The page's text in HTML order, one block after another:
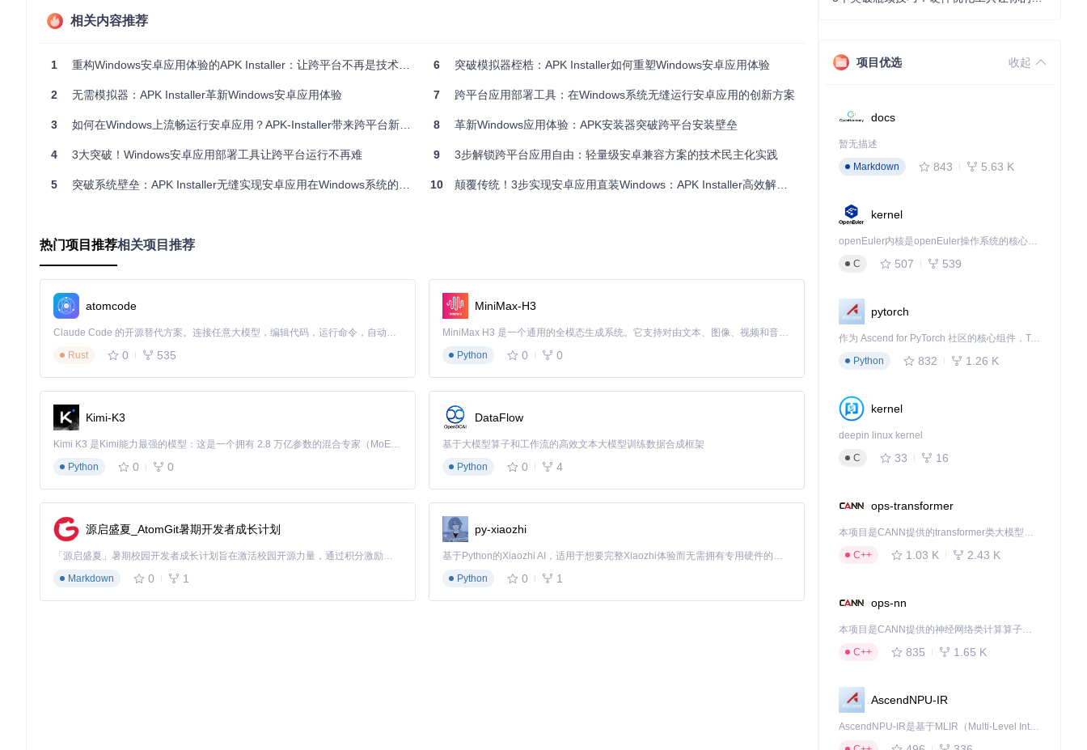
    A[Windows内核] -->|资源分配| B[AppContainer隔离层]
    C --> D[APK应用]
    B -->|权限控制| E[系统API接口]
这种架构实现了四重隔离：文件系统隔离、注册表隔离、网络隔离和进程隔离。每个应用拥有独立的虚拟文件系统，即使恶意应用尝试写入敏感数据，也
译"，将安卓应用的指令即时转换为Windows可执行的代码，性能损耗控制在10%以内。
2.3 权限解析系统：让应用权限"透明可见"
级：
三、实践指南：双模式操作流程全解析
3.1 新手模式：三步完成应用安装
准备工作：
确认系统版本为Windows 10 Build 17763或更高
确保至少400MB可用存储空间
安装步骤：
获取项目文件
相关内容推荐
1 重构Windows安卓应用体验的APK Installer：让跨平台不再是技术壁垒
2 无需模拟器：APK Installer革新Windows安卓应用体验
3 如何在Windows上流畅运行安卓应用？APK-Installer带来跨平台新体验
4 3大突破！Windows安卓应用部署工具让跨平台运行不再难
5 突破系统壁垒：APK Installer无缝实现安卓应用在Windows系统的高效部署
6 突破模拟器桎梏：APK Installer如何重塑Windows安卓应用体验
7 跨平台应用部署工具：在Windows系统无缝运行安卓应用的创新方案
8 革新Windows应用体验：APK安装器突破跨平台安装壁垒
9 3步解锁跨平台应用自由：轻量级安卓兼容方案的技术民主化实践
10 颠覆传统！3步实现安卓应用直装Windows：APK Installer高效解决方案
热门项目推荐相关项目推荐
atomcode
Claude Code 的开源替代方案。连接任意大模型，编辑代码，运行命令，自动验证 — 全自动执行。用 Rust 构建，极致性能。 ｜ An open-source alternative to Claude Code. Connect any LLM, edit code, run commands, and verify changes — autonomously. Built in Rust for speed. Get Started
Rust
0 535
MiniMax-H3
MiniMax H3 是一个通用的全模态生成系统。它支持对由文本、图像、视频和音频组成的多模态上下文进行统一理解，并能生成分辨率高达 2K、时长可达 15 秒的带原生立体声音频的视频。得益于面向任务泛化的系统设计，H3 在预训练阶段就已具备广泛的多模态上下文理解与生成能力，能够出色地执行复杂的多模态指令。
Python
0 0
Kimi-K3
Kimi K3 是Kimi能力最强的模型：这是一个拥有 2.8 万亿参数的混合专家（MoE）模型，具备原生视觉理解能力，并支持 100 万 token 的上下文窗口。
Python
0 0
DataFlow
基于大模型算子和工作流的高效文本大模型训练数据合成框架
Python
0 4
源启盛夏_AtomGit暑期开发者成长计划
「源启盛夏」暑期校园开发者成长计划旨在激活校园开源力量，通过积分激励、认证扶持、资源倾斜等形式，引导高校组织和开发者完成「入驻 — 建项目 — 做贡献 — 获认证 — 得资源」的完整闭环。无论你是想带领社团入驻平台的组织者，还是希望用代码贡献证明自己的开发者，都能在这里找到属于你的成长路径。
Markdown
0 1
py-xiaozhi
基于Python的Xiaozhi AI，适用于想要完整Xiaozhi体验而无需拥有专用硬件的用户。
Python
0 1
项目优选 收起
docs
暂无描述
Markdown
843 5.63 K
kernel
openEuler内核是openEuler操作系统的核心，既是系统性能与稳定性的基石，也是连接处理器、设备与服务的桥梁。
C
507 539
pytorch
作为 Ascend for PyTorch 社区的核心组件，TorchNPU 是昇腾专为 PyTorch 打造的深度学习适配插件，使 PyTorch 框架能够直接调用昇腾 NPU，为开发者提供昇腾 AI 处理器的超强算力。
Python
832 1.26 K
kernel
deepin linux kernel
C
33 16
ops-transformer
本项目是CANN提供的transformer类大模型算子库，实现网络在NPU上加速计算。
C++
1.03 K 2.43 K
ops-nn
本项目是CANN提供的神经网络类计算算子库，实现网络在NPU上加速计算。
C++
835 1.65 K
AscendNPU-IR
AscendNPU-IR是基于MLIR（Multi-Level Intermediate Representation）构建的，面向昇腾亲和算子编译时使用的中间表示，提供昇腾完备表达能力，通过编译优化提升昇腾AI处理器计算效率，支持通过生态框架使能昇腾AI处理器与深度调优